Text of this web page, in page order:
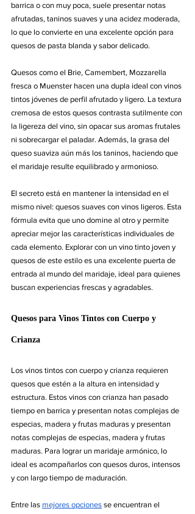
barrica o con muy poca, suele presentar notas
afrutadas, taninos suaves y una acidez moderada,
lo que lo convierte en una excelente opción para
quesos de pasta blanda y sabor delicado.
Quesos como el Brie, Camembert, Mozzarella
fresca o Muenster hacen una dupla ideal con vinos
tintos jóvenes de perfil afrutado y ligero. La textura
cremosa de estos quesos contrasta sutilmente con
la ligereza del vino, sin opacar sus aromas frutales
ni sobrecargar el paladar. Además, la grasa del
queso suaviza aún más los taninos, haciendo que
el maridaje resulte equilibrado y armonioso.
El secreto está en mantener la intensidad en el
mismo nivel: quesos suaves con vinos ligeros. Esta
fórmula evita que uno domine al otro y permite
apreciar mejor las características individuales de
cada elemento. Explorar con un vino tinto joven y
quesos de este estilo es una excelente puerta de
entrada al mundo del maridaje, ideal para quienes
buscan experiencias frescas y agradables.
Quesos para Vinos Tintos con Cuerpo y
Crianza
Los vinos tintos con cuerpo y crianza requieren
quesos que estén a la altura en intensidad y
estructura. Estos vinos con crianza han pasado
tiempo en barrica y presentan notas complejas de
especias, madera y frutas maduras y presentan
notas complejas de especias, madera y frutas
maduras. Para lograr un maridaje armónico, lo
ideal es acompañarlos con quesos duros, intensos
y con largo tiempo de maduración.
Entre las mejores opciones se encuentran el